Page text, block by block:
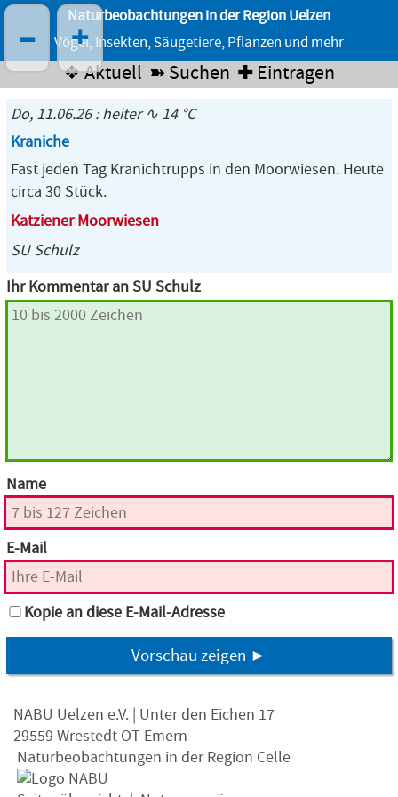
Naturbeobachtungen in der Region Uelzen
Vögel, Insekten, Säugetiere, Pflanzen und mehr
❖ Aktuell ➽ Suchen ✚ Eintragen
Do, 11.06.26 : heiter ∿ 14 °C
Kraniche
Fast jeden Tag Kranichtrupps in den Moorwiesen. Heute
circa 30 Stück.
Katziener Moorwiesen
SU Schulz
Ihr Kommentar an SU Schulz
Name
E-Mail
Kopie an diese E-Mail-Adresse
Vorschau zeigen ►
NABU Uelzen e.V. | Unter den Eichen 17
29559 Wrestedt OT Emern
Naturbeobachtungen in der Region Celle
– +